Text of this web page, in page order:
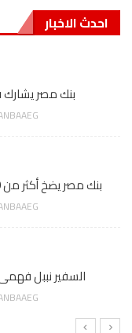
احدث الاخبار
بنك مصر
بنك مصر يضخ أكثر من 100 مليون جنيه لتطوير الخدمات الصحية…
السفير نببل